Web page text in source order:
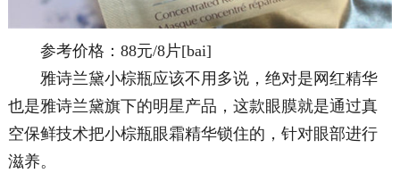
参考价格：88元/8片[bai]
雅诗兰黛小棕瓶应该不用多说，绝对是网红精华
也是雅诗兰黛旗下的明星产品，这款眼膜就是通过真
空保鲜技术把小棕瓶眼霜精华锁住的，针对眼部进行
滋养。